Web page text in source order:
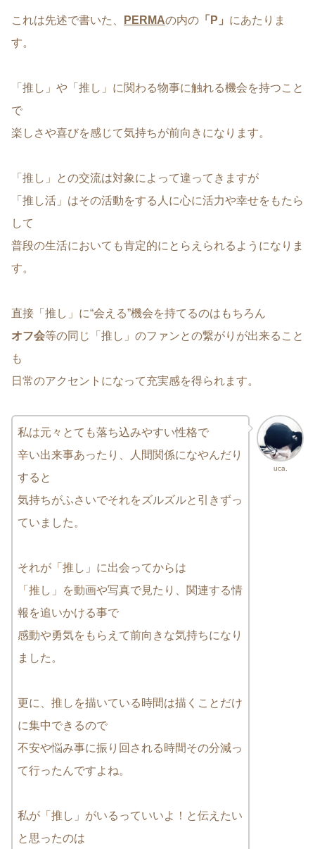
これは先述で書いた、 PERMAの内の 「P」 にあたりま
す。
「推し」や「推し」に関わる物事に触れる機会を持つこと
で
楽しさや喜びを感じて気持ちが前向きになります。
「推し」との交流は対象によって違ってきますが
「推し活」はその活動をする人に心に活力や幸せをもたら
して
普段の生活においても肯定的にとらえられるようになりま
す。
直接「推し」に“会える”機会を持てるのはもちろん
オフ会等の同じ「推し」のファンとの繋がりが出来ること
も
日常のアクセントになって充実感を得られます。
uca.
私は元々とても落ち込みやすい性格で
辛い出来事あったり、人間関係になやんだり
すると
気持ちがふさいでそれをズルズルと引きずっ
ていました。
それが「推し」に出会ってからは
「推し」を動画や写真で見たり、関連する情
報を追いかける事で
感動や勇気をもらえて前向きな気持ちになり
ました。
更に、推しを描いている時間は描くことだけ
に集中できるので
不安や悩み事に振り回される時間その分減っ
て行ったんですよね。
私が「推し」がいるっていいよ！と伝えたい
と思ったのは